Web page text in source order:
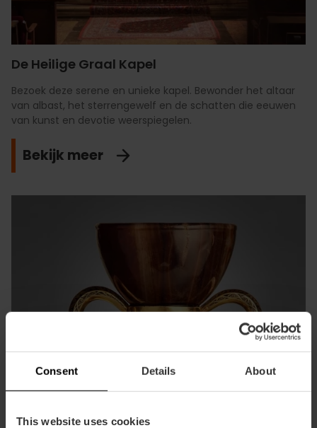
Consent Details About
This website uses cookies
De Heilige Graal Kapel
Bezoek deze serene en unieke kapel. Bewonder het altaar
van albast, het sterrengewelf en de schatten die eeuwen
van kunst en devotie weerspiegelen.
Bekijk meer